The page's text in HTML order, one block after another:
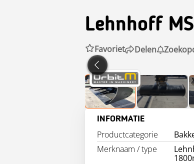
Lehnhoff
Favoriet Delen
INFORMATIE
Productcategorie
Merknaam / type